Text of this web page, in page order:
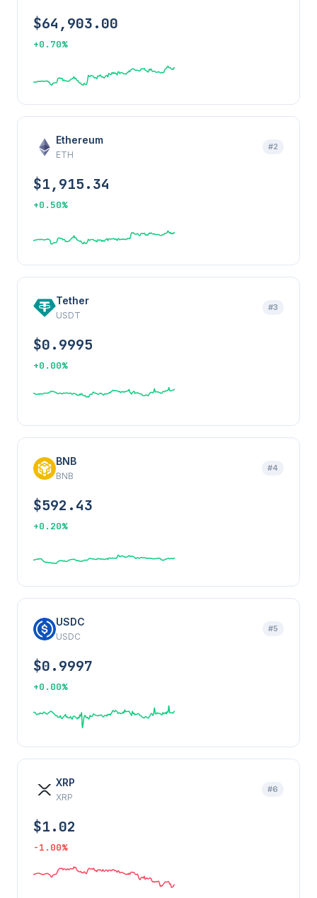
$64,903.00
+0.70%
Ethereum
ETH
#2
$1,915.34
+0.50%
Tether
USDT
#3
$0.9995
+0.00%
BNB
BNB
#4
$592.43
+0.20%
USDC
USDC
#5
$0.9997
+0.00%
XRP
XRP
#6
$1.02
-1.00%